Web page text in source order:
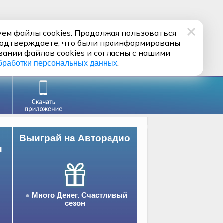
Выиграй на Авторадио
Много Денег. Счастливый
сезон
файлы cookies. Продолжая пользоваться
что были проинформированы
файлов cookies и согласны с нашими
персональных данных.